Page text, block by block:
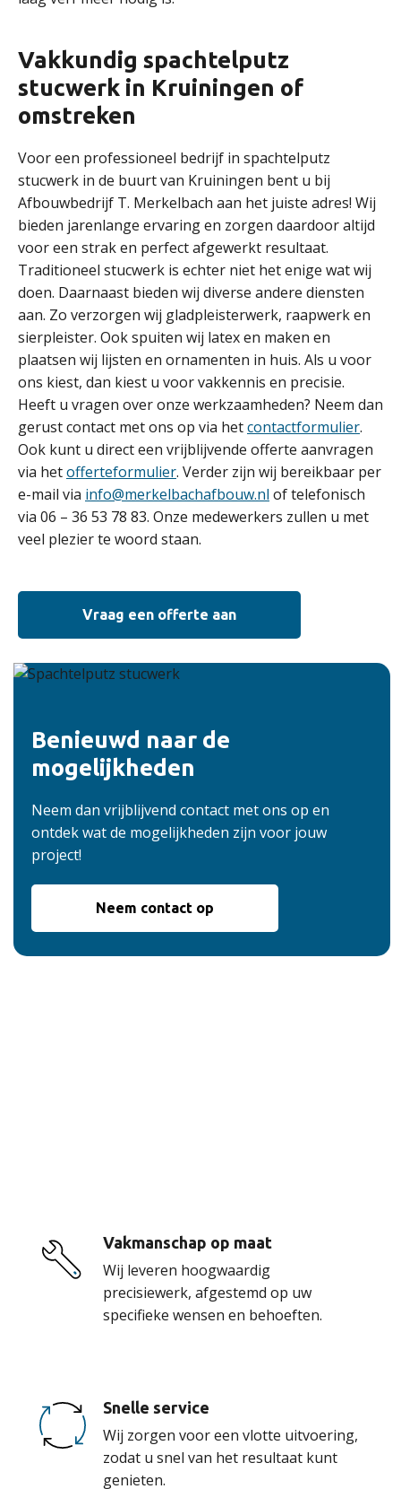
Vakkundig spachtelputz
stucwerk in Kruiningen of
omstreken
Voor een professioneel bedrijf in spachtelputz
stucwerk in de buurt van Kruiningen bent u bij
Afbouwbedrijf T. Merkelbach aan het juiste adres! Wij
bieden jarenlange ervaring en zorgen daardoor altijd
voor een strak en perfect afgewerkt resultaat.
Traditioneel stucwerk is echter niet het enige wat wij
doen. Daarnaast bieden wij diverse andere diensten
aan. Zo verzorgen wij gladpleisterwerk, raapwerk en
sierpleister. Ook spuiten wij latex en maken en
plaatsen wij lijsten en ornamenten in huis. Als u voor
ons kiest, dan kiest u voor vakkennis en precisie.
Heeft u vragen over onze werkzaamheden? Neem dan
gerust contact met ons op via hetcontactformulier.
Ook kunt u direct een vrijblijvende offerte aanvragen
via hetofferteformulier. Verder zijn wij bereikbaar per
e-mail via info@merkelbachafbouw.nl of telefonisch
via 06 – 36 53 78 83. Onze medewerkers zullen u met
veel plezier te woord staan.
Vraag een offerte aan
Benieuwd naar de
mogelijkheden
Neem dan vrijblijvend contact met ons op en
ontdek wat de mogelijkheden zijn voor jouw
project!
Neem contact op
Vakmanschap op maat
Wij leveren hoogwaardig
precisiewerk, afgestemd op uw
specifieke wensen en behoeften.
Snelle service
Wij zorgen voor een vlotte uitvoering,
zodat u snel van het resultaat kunt
genieten.